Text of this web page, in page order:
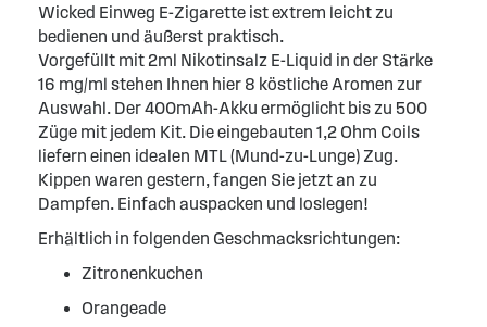
Wicked Einweg E-Zigarette ist extrem leicht zu
bedienen und äußerst praktisch.
Vorgefüllt mit 2ml Nikotinsalz E-Liquid in der Stärke
16 mg/ml stehen Ihnen hier 8 köstliche Aromen zur
Auswahl. Der 400mAh-Akku ermöglicht bis zu 500
Züge mit jedem Kit. Die eingebauten 1,2 Ohm Coils
liefern einen idealen MTL (Mund-zu-Lunge) Zug.
Kippen waren gestern, fangen Sie jetzt an zu
Dampfen. Einfach auspacken und loslegen!
Erhältlich in folgenden Geschmacksrichtungen:
Zitronenkuchen
Orangeade